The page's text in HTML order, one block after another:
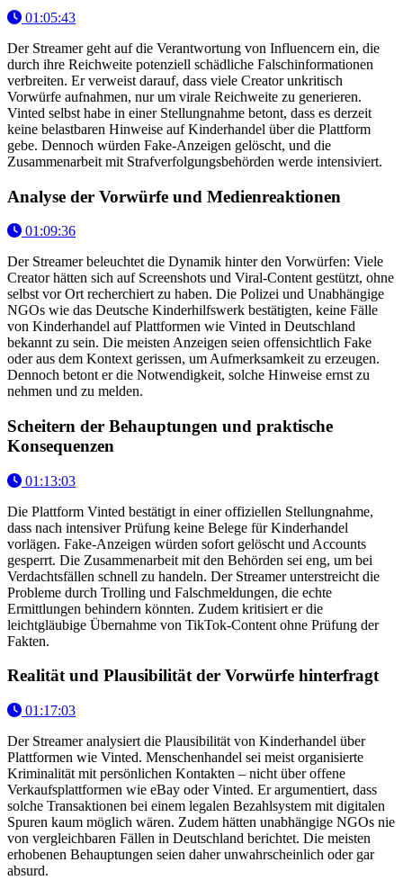
01:05:43
Der Streamer geht auf die Verantwortung von Influencern ein, die
durch ihre Reichweite potenziell schädliche Falschinformationen
verbreiten. Er verweist darauf, dass viele Creator unkritisch
Vorwürfe aufnahmen, nur um virale Reichweite zu generieren.
Vinted selbst habe in einer Stellungnahme betont, dass es derzeit
keine belastbaren Hinweise auf Kinderhandel über die Plattform
gebe. Dennoch würden Fake-Anzeigen gelöscht, und die
Zusammenarbeit mit Strafverfolgungsbehörden werde intensiviert.
Analyse der Vorwürfe und Medienreaktionen
01:09:36
Der Streamer beleuchtet die Dynamik hinter den Vorwürfen: Viele
Creator hätten sich auf Screenshots und Viral-Content gestützt, ohne
selbst vor Ort recherchiert zu haben. Die Polizei und Unabhängige
NGOs wie das Deutsche Kinderhilfswerk bestätigten, keine Fälle
von Kinderhandel auf Plattformen wie Vinted in Deutschland
bekannt zu sein. Die meisten Anzeigen seien offensichtlich Fake
oder aus dem Kontext gerissen, um Aufmerksamkeit zu erzeugen.
Dennoch betont er die Notwendigkeit, solche Hinweise ernst zu
nehmen und zu melden.
Scheitern der Behauptungen und praktische
Konsequenzen
01:13:03
Die Plattform Vinted bestätigt in einer offiziellen Stellungnahme,
dass nach intensiver Prüfung keine Belege für Kinderhandel
vorlägen. Fake-Anzeigen würden sofort gelöscht und Accounts
gesperrt. Die Zusammenarbeit mit den Behörden sei eng, um bei
Verdachtsfällen schnell zu handeln. Der Streamer unterstreicht die
Probleme durch Trolling und Falschmeldungen, die echte
Ermittlungen behindern könnten. Zudem kritisiert er die
leichtgläubige Übernahme von TikTok-Content ohne Prüfung der
Fakten.
Realität und Plausibilität der Vorwürfe hinterfragt
01:17:03
Der Streamer analysiert die Plausibilität von Kinderhandel über
Plattformen wie Vinted. Menschenhandel sei meist organisierte
Kriminalität mit persönlichen Kontakten – nicht über offene
Verkaufsplattformen wie eBay oder Vinted. Er argumentiert, dass
solche Transaktionen bei einem legalen Bezahlsystem mit digitalen
Spuren kaum möglich wären. Zudem hätten unabhängige NGOs nie
von vergleichbaren Fällen in Deutschland berichtet. Die meisten
erhobenen Behauptungen seien daher unwahrscheinlich oder gar
absurd.